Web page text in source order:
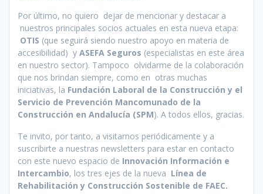
Por último, no quiero dejar de mencionar y destacar a
nuestros principales socios actuales en esta nueva etapa:
OTIS (que seguirá siendo nuestro apoyo en materia de
accesibilidad) y ASEFA Seguros (especialistas en este área
en nuestro sector). Tampoco olvidarme de la colaboración
que nos brindan siempre, como en otras muchas
iniciativas, la Fundación Laboral de la Construcción y el
Servicio de Prevención Mancomunado de la
Construcción en Andalucía (SPM). A todos ellos, gracias.
Te invito, por tanto, a visitarnos periódicamente y a
suscribirte a nuestras newsletters para estar en contacto
con este nuevo espacio de Innovación Información e
Intercambio, los tres ejes de la nueva Línea de
Rehabilitación y Construcción Sostenible de FAEC.